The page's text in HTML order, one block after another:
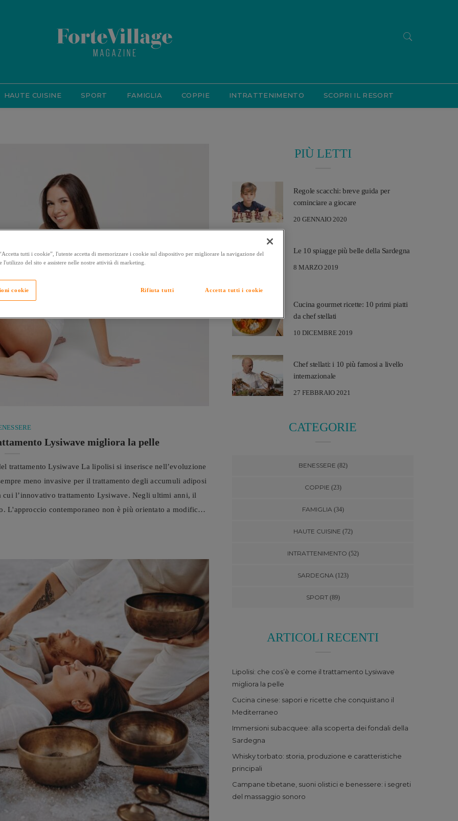
HAUTE CUISINE SPORT FAMIGLIA COPPIE INTRATTENIMENTO SCOPRI IL RESORT
Lysiwave migliora la pelle
trattamento Lysiwave La lipolisi si inserisce nell’evoluzione
meno invasive per il trattamento degli accumuli adiposi
l’innovativo trattamento Lysiwave. Negli ultimi anni, il
L'approccio contemporaneo non è più orientato a modificare
PIÙ LETTI
Regole scacchi: breve guida per
cominciare a giocare
20 GENNAIO 2020
Le 10 spiagge più belle della Sardegna
8 MARZO 2019
Cucina gourmet ricette: 10 primi piatti
da chef stellati
10 DICEMBRE 2019
Chef stellati: i 10 più famosi a livello
internazionale
27 FEBBRAIO 2021
CATEGORIE
BENESSERE (82)
COPPIE (23)
FAMIGLIA(34)
HAUTE CUISINE (72)
INTRATTENIMENTO (52)
SARDEGNA(123)
SPORT(89)
ARTICOLI RECENTI
Lipolisi: che cos’è e come il trattamento Lysiwave
migliora la pelle
Cucina cinese: sapori e ricette che conquistano il
Mediterraneo
Immersioni subacquee: alla scoperta dei fondali della
Sardegna
Whisky torbato: storia, produzione e caratteristiche
principali
Campane tibetane, suoni olistici e benessere: i segreti
del massaggio sonoro
tutti i cookie”, l'utente accetta di memorizzare i cookie sul dispositivo per migliorare la navigazione del
l'utilizzo del sito e assistere nelle nostre attività di marketing.
Rifiuta tutti Accetta tutti i cookie
cookie